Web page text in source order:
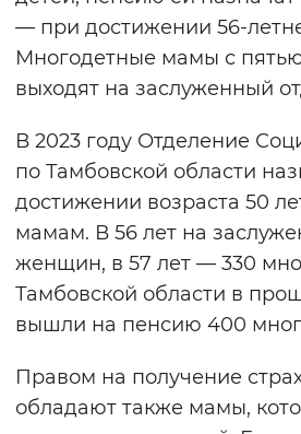
Воспроизвести
Вернуть
— при достижении 56-
Многодетные мамы с
выходят на заслуженный
В 2023 году Отделение
по Тамбовской области
достижении возраста 50
мамам. В 56 лет на
женщин, в 57 лет — 330
Тамбовской области в
вышли на пенсию 400
Правом на получение
обладают также мамы,